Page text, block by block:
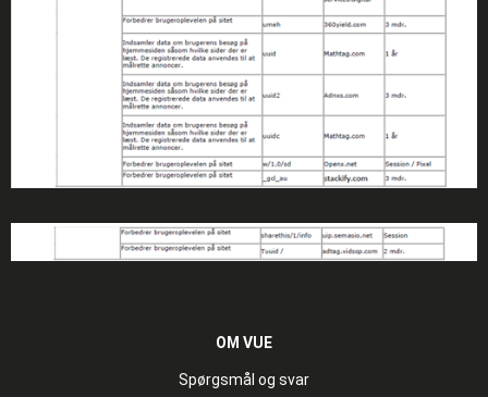
OM VUE
Spørgsmål og svar